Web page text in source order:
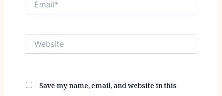
Website
Save my name, email, and website in this